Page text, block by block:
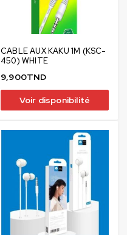
CABLE AUX KAKU 1M (KSC-
450) WHITE
9,900TND
Voir disponibilité